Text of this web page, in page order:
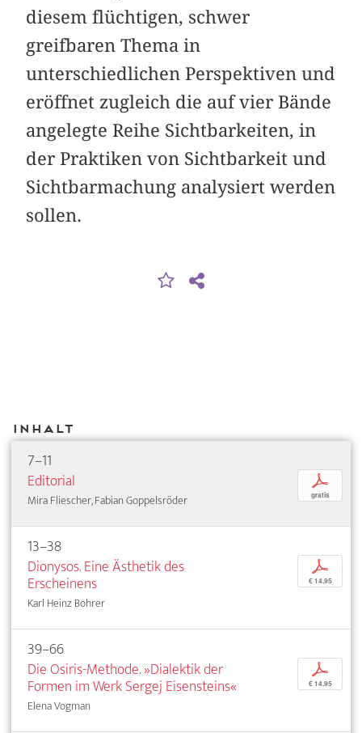
diesem flüchtigen, schwer
greifbaren Thema in
unterschiedlichen Perspektiven und
eröffnet zugleich die auf vier Bände
angelegte Reihe Sichtbarkeiten, in
der Praktiken von Sichtbarkeit und
Sichtbarmachung analysiert werden
sollen.
Inhalt
7–11
Editorial
Mira Fliescher, Fabian Goppelsröder
p
gratis
13–38
Dionysos. Eine Ästhetik des
Erscheinens
Karl Heinz Bohrer
p
€ 14,95
39–66
Die Osiris-Methode. »Dialektik der
Formen im Werk Sergej Eisensteins«
Elena Vogman
p
€ 14,95